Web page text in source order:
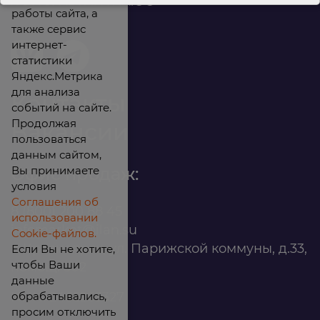
Контакты
Вакансии
Офис продаж:
infomarket@ilan.su
г. Красноярск, ул. Парижской коммуны, д.33,
помещ. 302
ИНН: 2465263327
работы сайта, а
также сервис
интернет-
статистики
Яндекс.Метрика
для анализа
событий на сайте.
Продолжая
пользоваться
данным сайтом,
Вы принимаете
условия
Соглашения об
использовании
Cookie-файлов.
Если Вы не хотите,
чтобы Ваши
данные
обрабатывались,
просим отключить